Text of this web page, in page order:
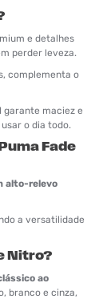
e detalhes
perder leveza.
complementa o
garante maciez e
o dia todo.
Fade
alto-relevo
a versatilidade
Nitro?
ao
branco e cinza,